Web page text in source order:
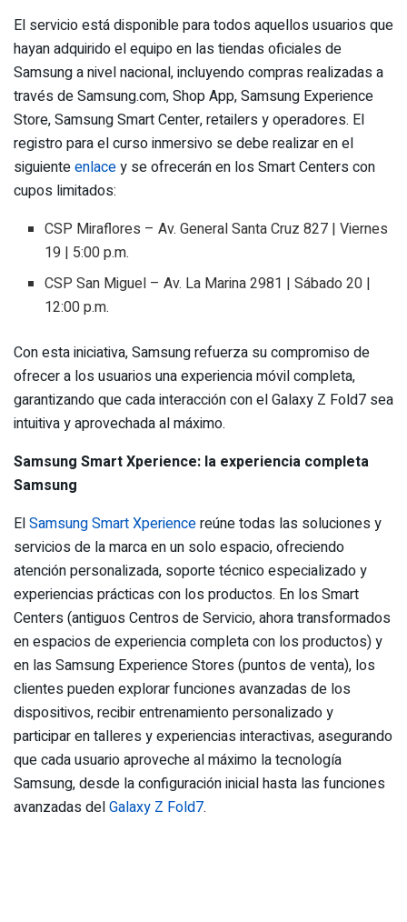
El servicio está disponible para todos aquellos usuarios que
hayan adquirido el equipo en las tiendas oficiales de
Samsung a nivel nacional, incluyendo compras realizadas a
través de Samsung.com, Shop App, Samsung Experience
Store, Samsung Smart Center, retailers y operadores. El
registro para el curso inmersivo se debe realizar en el
siguienteenlacey se ofrecerán en los Smart Centers con
cupos limitados:
CSP Miraflores – Av. General Santa Cruz 827 | Viernes
19 | 5:00 p.m.
CSP San Miguel – Av. La Marina 2981 | Sábado 20 |
12:00 p.m.
Con esta iniciativa, Samsung refuerza su compromiso de
ofrecer a los usuarios una experiencia móvil completa,
garantizando que cada interacción con el Galaxy Z Fold7 sea
intuitiva y aprovechada al máximo.
Samsung Smart Xperience: la experiencia completa
Samsung
ElSamsung Smart Xperiencereúne todas las soluciones y
servicios de la marca en un solo espacio, ofreciendo
atención personalizada, soporte técnico especializado y
experiencias prácticas con los productos. En los Smart
Centers (antiguos Centros de Servicio, ahora transformados
en espacios de experiencia completa con los productos) y
en las Samsung Experience Stores (puntos de venta), los
clientes pueden explorar funciones avanzadas de los
dispositivos, recibir entrenamiento personalizado y
participar en talleres y experiencias interactivas, asegurando
que cada usuario aproveche al máximo la tecnología
Samsung, desde la configuración inicial hasta las funciones
avanzadas delGalaxy Z Fold7.